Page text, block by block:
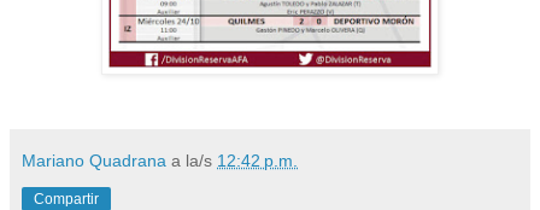
Mariano Quadrana a la/s 12:42 p.m.
Compartir